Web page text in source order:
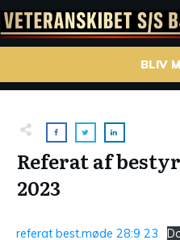
BLIV
Referat af
2023
referat best.møde 28:9 23